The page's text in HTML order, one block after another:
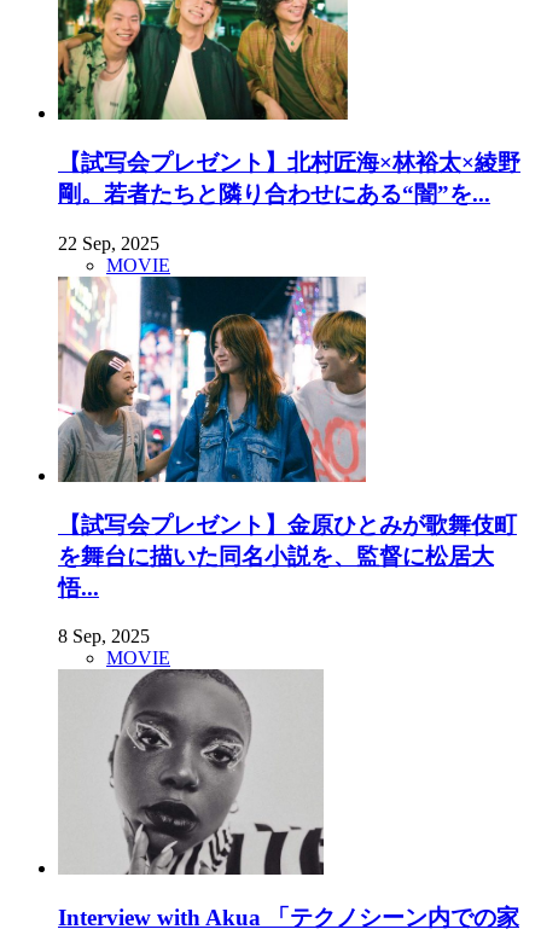
【試写会プレゼント】北村匠海×林裕太×綾野
剛。若者たちと隣り合わせにある“闇”を...
22 Sep, 2025
MOVIE
【試写会プレゼント】金原ひとみが歌舞伎町
を舞台に描いた同名小説を、監督に松居大
悟...
8 Sep, 2025
MOVIE
Interview with Akua 「テクノシーン内での家